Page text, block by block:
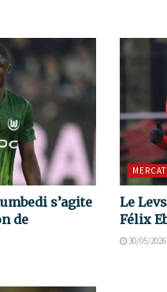
s’agite
de
Le
Félix
30/05/2026